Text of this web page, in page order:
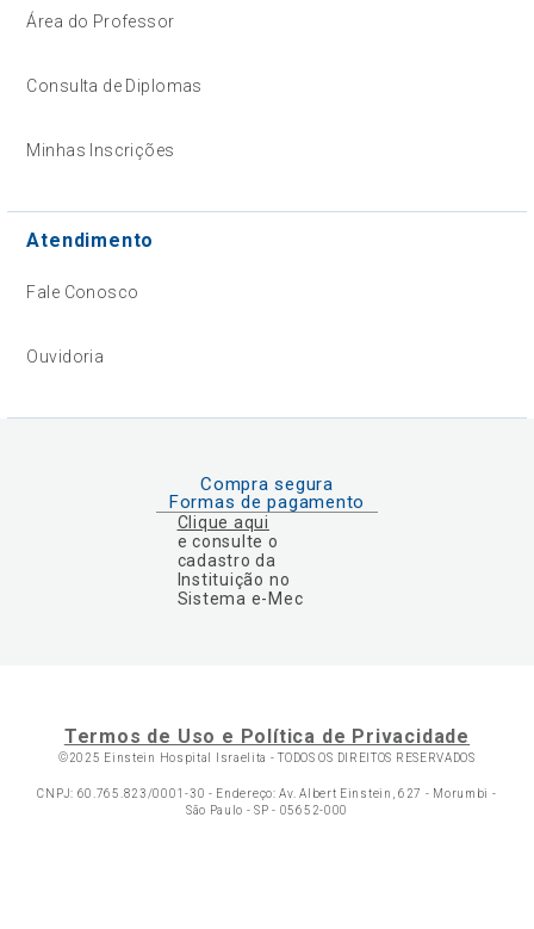
Área do Professor
Consulta de Diplomas
Minhas Inscrições
Atendimento
Fale Conosco
Ouvidoria
Compra segura
Formas de pagamento
Clique aqui
e consulte o
cadastro da
Instituição no
Sistema e-Mec
Termos de Uso e Política de Privacidade
©2025 Einstein Hospital Israelita -TODOS OS DIREITOS RESERVADOS
CNPJ: 60.765.823/0001-30 - Endereço: Av. Albert Einstein, 627 - Morumbi -
São Paulo - SP - 05652-000